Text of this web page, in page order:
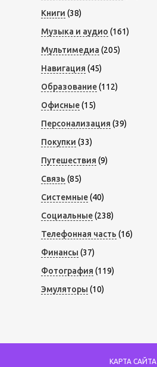
Книги (38)
Музыка и аудио (161)
Мультимедиа (205)
Навигация (45)
Образование(112)
Офисные(15)
Персонализация (39)
Покупки (33)
Путешествия (9)
Связь (85)
Системные(40)
Социальные(238)
Телефонная часть (16)
Финансы (37)
Фотография (119)
Эмуляторы (10)
КАРТА САЙТА